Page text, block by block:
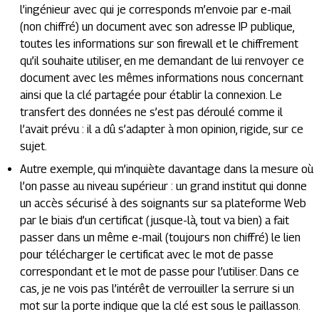
l’ingénieur avec qui je corresponds m’envoie par e-mail
(non chiffré) un document avec son adresse IP publique,
toutes les informations sur son firewall et le chiffrement
qu’il souhaite utiliser, en me demandant de lui renvoyer ce
document avec les mêmes informations nous concernant
ainsi que la clé partagée pour établir la connexion. Le
transfert des données ne s’est pas déroulé comme il
l’avait prévu : il a dû s’adapter à mon opinion, rigide, sur ce
sujet.
Autre exemple, qui m’inquiète davantage dans la mesure où
l’on passe au niveau supérieur : un grand institut qui donne
un accès sécurisé à des soignants sur sa plateforme Web
par le biais d’un certificat (jusque-là, tout va bien) a fait
passer dans un même e-mail (toujours non chiffré) le lien
pour télécharger le certificat avec le mot de passe
correspondant et le mot de passe pour l’utiliser. Dans ce
cas, je ne vois pas l’intérêt de verrouiller la serrure si un
mot sur la porte indique que la clé est sous le paillasson.